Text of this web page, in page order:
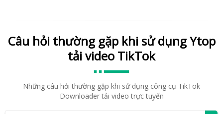
Câu hỏi thường gặp khi sử dụng Ytop
tải video TikTok
Những câu hỏi thường gặp khi sử dụng công cụ TikTok
Downloader tải video trực tuyến